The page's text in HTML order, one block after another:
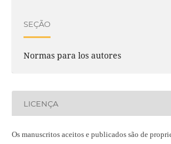
SEÇÃO
Normas para los autores
LICENÇA
Os manuscritos aceitos e publicados são de